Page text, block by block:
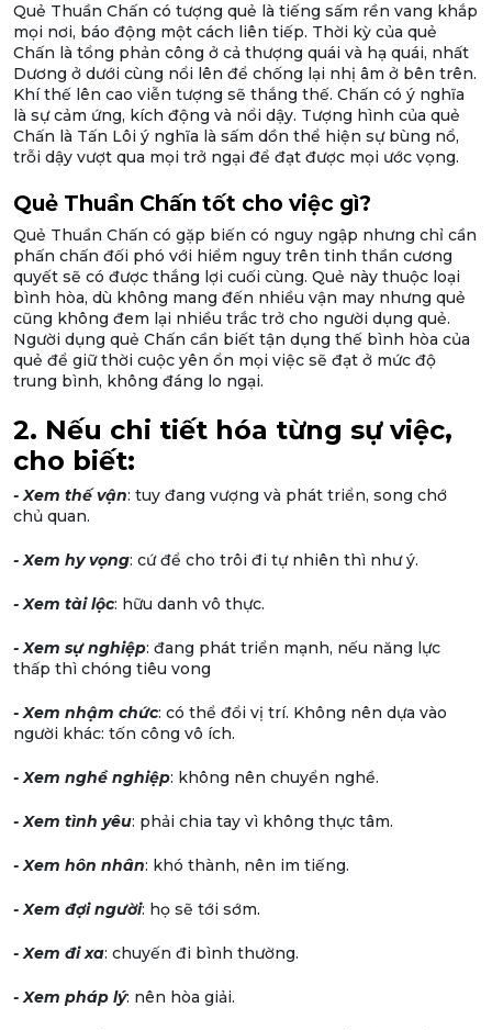
Quẻ Thuần Chấn có tượng quẻ là tiếng sấm rền vang khắp
mọi nơi, báo động một cách liên tiếp. Thời kỳ của quẻ
Chấn là tổng phản công ở cả thượng quái và hạ quái, nhất
Dương ở dưới cùng nổi lên để chống lại nhị âm ở bên trên.
Khí thế lên cao viễn tượng sẽ thắng thế. Chấn có ý nghĩa
là sự cảm ứng, kích động và nổi dậy. Tượng hình của quẻ
Chấn là Tấn Lôi ý nghĩa là sấm dồn thể hiện sự bùng nổ,
trỗi dậy vượt qua mọi trở ngại để đạt được mọi ước vọng.
Quẻ Thuần Chấn tốt cho việc gì?
Quẻ Thuần Chấn có gặp biến có nguy ngập nhưng chỉ cần
phấn chấn đối phó với hiểm nguy trên tinh thần cương
quyết sẽ có được thắng lợi cuối cùng. Quẻ này thuộc loại
bình hòa, dù không mang đến nhiều vận may nhưng quẻ
cũng không đem lại nhiều trắc trở cho người dụng quẻ.
Người dụng quẻ Chấn cần biết tận dụng thế bình hòa của
quẻ để giữ thời cuộc yên ổn mọi việc sẽ đạt ở mức độ
trung bình, không đáng lo ngại.
2. Nếu chi tiết hóa từng sự việc,
cho biết:
- Xem thế vận: tuy đang vượng và phát triển, song chớ
chủ quan.
- Xem hy vọng: cứ để cho trôi đi tự nhiên thì như ý.
- Xem tài lộc: hữu danh vô thực.
- Xem sự nghiệp: đang phát triển mạnh, nếu năng lực
thấp thì chóng tiêu vong
- Xem nhậm chức: có thể đổi vị trí. Không nên dựa vào
người khác: tốn công vô ích.
- Xem nghề nghiệp: không nên chuyển nghề.
- Xem tình yêu: phải chia tay vì không thực tâm.
- Xem hôn nhân: khó thành, nên im tiếng.
- Xem đợi người: họ sẽ tới sớm.
- Xem đi xa: chuyến đi bình thường.
- Xem pháp lý: nên hòa giải.